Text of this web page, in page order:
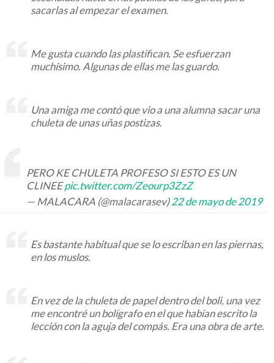
sacarlas al empezar el examen.
Me gusta cuando las plastifican. Se esfuerzan
muchísimo. Algunas de ellas me las guardo.
Una amiga me contó que vio a una alumna sacar una
chuleta de unas uñas postizas.
PERO KE CHULETA PROFESO SI ESTO ES UN
CLINEEpic.twitter.com/Zeourp3ZzZ
— MALACARA (@malacarasev)22 de mayo de 2019
Es bastante habitual que se lo escriban en las piernas,
en los muslos.
En vez de la chuleta de papel dentro del boli, una vez
me encontré un bolígrafo en el que habían escrito la
lección con la aguja del compás. Era una obra de arte.